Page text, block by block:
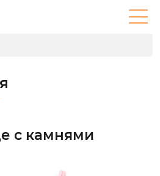
с камнями